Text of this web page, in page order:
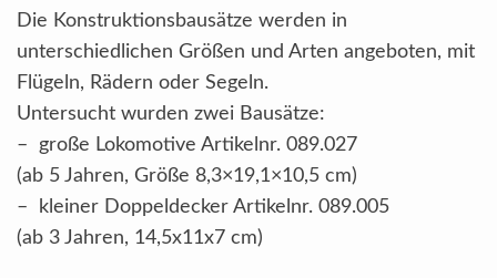
Die Konstruktionsbausätze werden in
unterschiedlichen Größen und Arten angeboten, mit
Flügeln, Rädern oder Segeln.
Untersucht wurden zwei Bausätze:
– große Lokomotive Artikelnr. 089.027
(ab 5 Jahren, Größe 8,3×19,1×10,5 cm)
– kleiner Doppeldecker Artikelnr. 089.005
(ab 3 Jahren, 14,5x11x7 cm)